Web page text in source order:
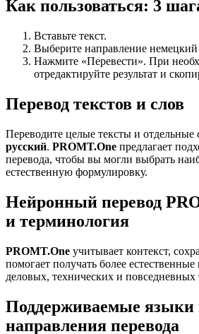
Как пользоваться: 3
Вставьте текст.
Выберите направление
Нажмите «Перевести». При
отредактируйте результат и
Перевод текстов и слов
Переводите целые тексты и отдельные
русский. PROMT.One предлагает
перевода, чтобы вы могли выбрать
естественную формулировку.
Нейронный перевод
и терминология
PROMT.One учитывает контекст,
помогает получать более
деловых, технических и повседневных
Поддерживаемые языки
направления перевода